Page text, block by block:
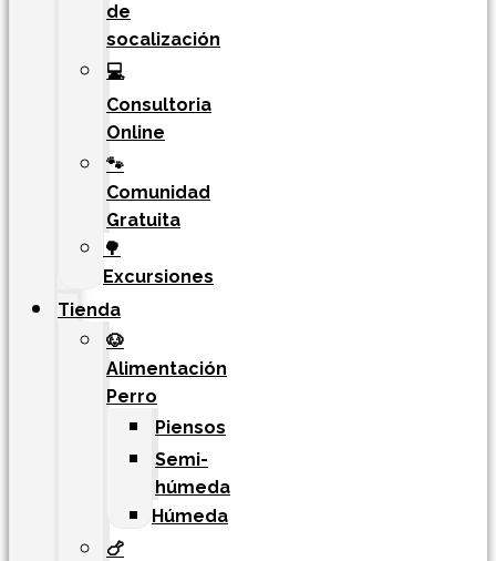
de
socalización
💻
Consultoria
Online
🐾
Comunidad
Gratuita
🌳
Excursiones
Tienda
🐶
Alimentación
Perro
Piensos
Semi-
húmeda
Húmeda
🍗